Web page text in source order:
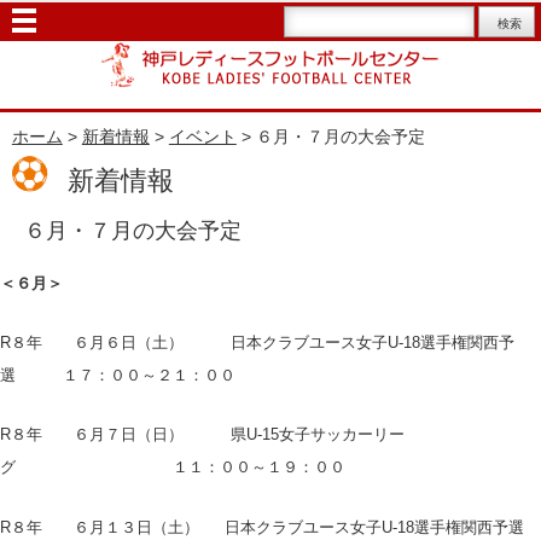
ホーム > 新着情報 > イベント > ６月・７月の大会予定
新着情報
６月・７月の大会予定
＜６月＞
R８年 ６月６日（土） 日本クラブユース女子U-18選手権関西予
選 １７：００～２１：００
R８年 ６月７日（日） 県U-15女子サッカーリー
グ １１：００～１９：００
R８年 ６月１３日（土） 日本クラブユース女子U-18選手権関西予選